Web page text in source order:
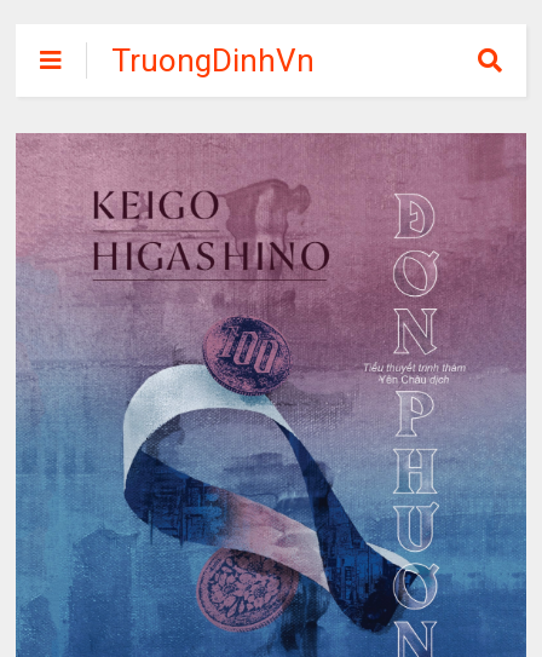
TruongDinhVn
Chia sẽ ebook,
các khóa học,
phần mềm học
tập miễn phí